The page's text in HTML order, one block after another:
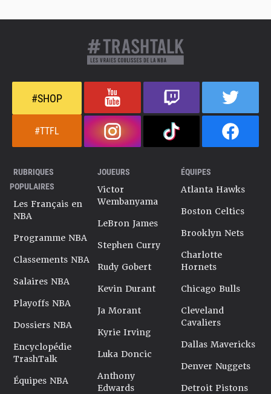
#SHOP
#TTFL
RUBRIQUES
POPULAIRES
Les Français en
NBA
Programme NBA
Classements NBA
Salaires NBA
Playoffs NBA
Dossiers NBA
Encyclopédie
TrashTalk
Équipes NBA
JOUEURS
Victor
Wembanyama
LeBron James
Stephen Curry
Rudy Gobert
Kevin Durant
Ja Morant
Kyrie Irving
Luka Doncic
Anthony
Edwards
ÉQUIPES
Atlanta Hawks
Boston Celtics
Brooklyn Nets
Charlotte
Hornets
Chicago Bulls
Cleveland
Cavaliers
Dallas Mavericks
Denver Nuggets
Detroit Pistons